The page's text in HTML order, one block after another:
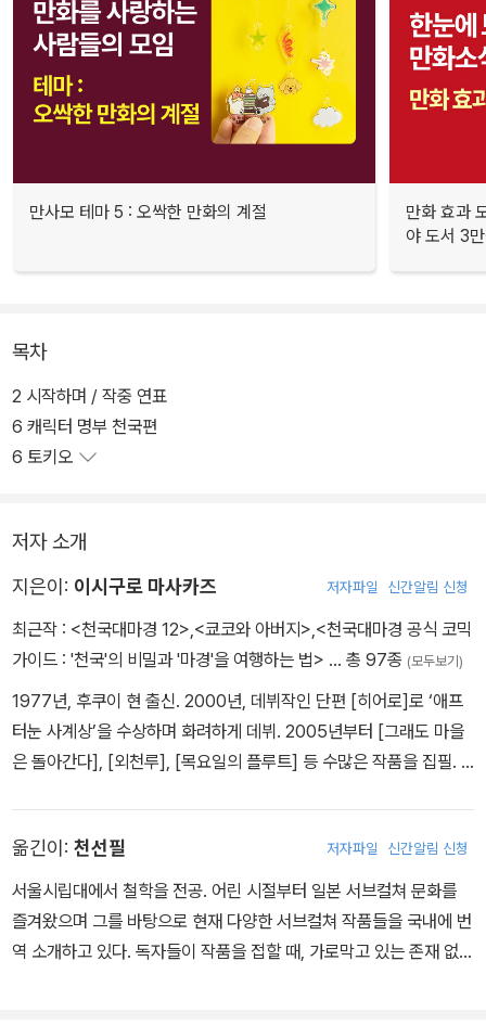
만사모 테마 5 : 오싹한 만화의 계절
만화 효과
야 도서 3
목차
2 시작하며 / 작중 연표
6 캐릭터 명부 천국편
6 토키오
저자 소개
지은이: 이시구로 마사카즈 저자파일 신간알림 신청
최근작 : <천국대마경 12> <쿄코와 아버지> <천국대마경 공식 코믹
가이드 : '천국'의 비밀과 '마경'을 여행하는 법> … 총 97종 (모두보기)
1977년, 후쿠이 현 출신. 2000년, 데뷔작인 단편 [히어로]로 ‘애프
터눈 사계상’을 수상하며 화려하게 데뷔. 2005년부터 [그래도 마을
은 돌아간다], [외천루], [목요일의 플루트] 등 수많은 작품을 집필. 2
년, ‘이 만화가 대단하다’ 2019년 남자편 1위 수상!!
옮긴이: 천선필 저자파일 신간알림 신청
서울시립대에서 철학을 전공. 어린 시절부터 일본 서브컬쳐 문화를
즐겨왔으며 그를 바탕으로 현재 다양한 서브컬쳐 작품들을 국내에 번
역 소개하고 있다. 독자들이 작품을 접할 때, 가로막고 있는 존재 없이